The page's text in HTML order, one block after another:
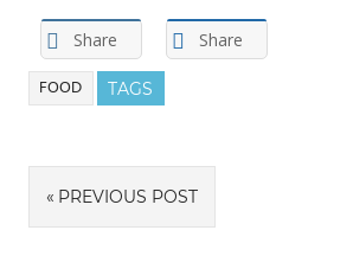
Share Share
TAGS
FOOD
Navigasi
pos
PREVIOUS POST